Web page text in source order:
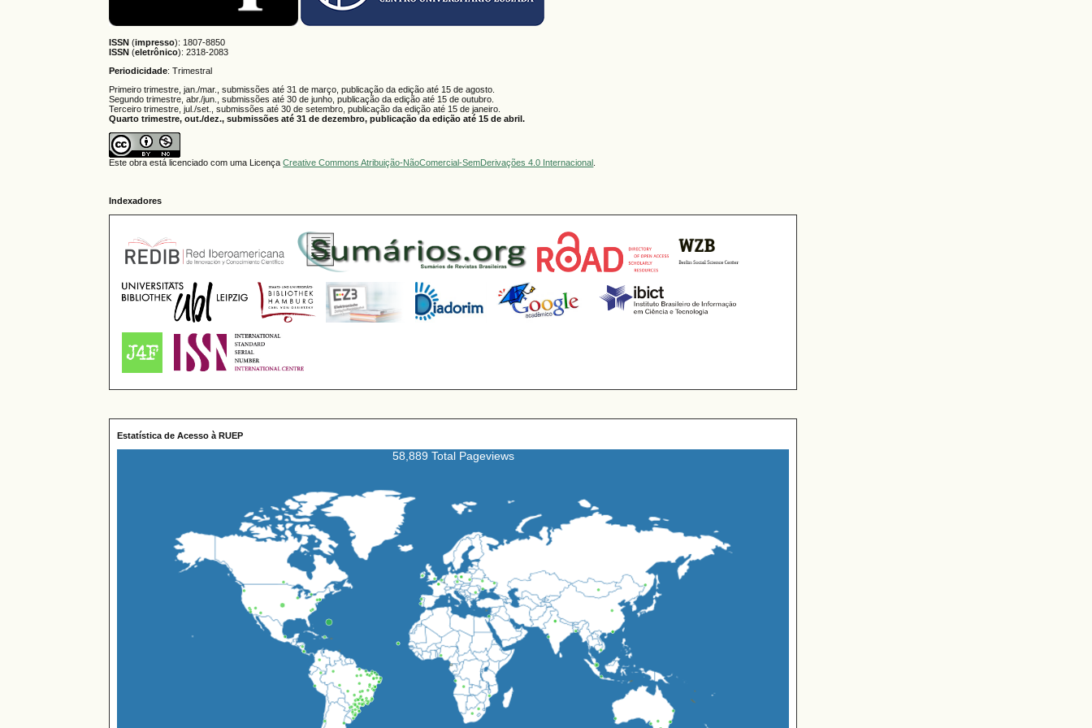
ISSN (impresso): 1807-8850
ISSN (eletrônico):2318-2083
Periodicidade: Trimestral
Primeiro trimestre, jan./mar., submissões até 31 de março, publicação da edição até 15 de agosto.
Segundo trimestre, abr./jun., submissões até 30 de junho, publicação da edição até 15 de outubro.
Terceiro trimestre, jul./set., submissões até 30 de setembro, publicação da edição até 15 de janeiro.
Quarto trimestre, out./dez., submissões até 31 de dezembro, publicação da edição até 15 de abril.
Este obra está licenciado com uma LicençaCreative Commons Atribuição-NãoComercial-SemDerivações 4.0 Internacional
Indexadores
Estatística de Acesso à RUEP
58,889 Total Pageviews